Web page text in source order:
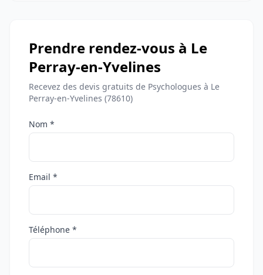
Prendre rendez-vous à Le
Perray-en-Yvelines
Recevez des devis gratuits de Psychologues à Le
Perray-en-Yvelines (78610)
Nom *
Email *
Téléphone *